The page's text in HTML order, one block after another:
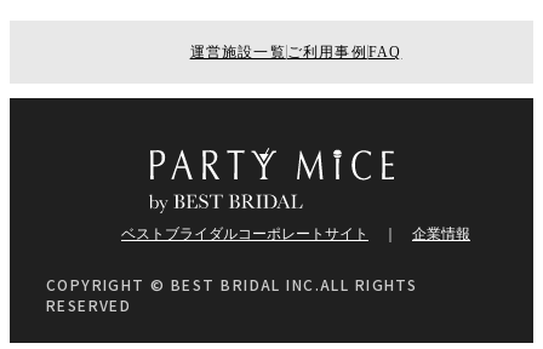
運営施設一覧 ご利用事例 FAQ
ベストブライダルコーポレートサイト 企業情報
COPYRIGHT © BEST BRIDAL INC.ALL RIGHTS
RESERVED